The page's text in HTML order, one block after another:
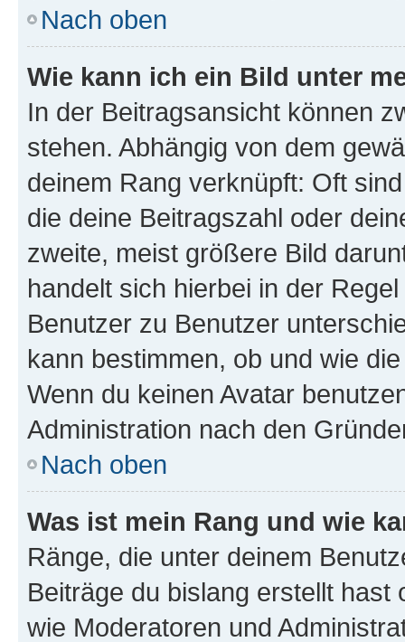
Nach oben
Wie kann ich ein Bild unter
In der Beitragsansicht können
stehen. Abhängig von dem
deinem Rang verknüpft: Oft
die deine Beitragszahl oder
zweite, meist größere Bild
handelt sich hierbei in der
Benutzer zu Benutzer
kann bestimmen, ob und wie
Wenn du keinen Avatar
Administration nach den
Nach oben
Was ist mein Rang und wie
Ränge, die unter deinem
Beiträge du bislang erstellt
wie Moderatoren und